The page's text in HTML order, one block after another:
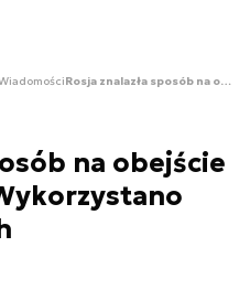
Rosja znalazła sposób na obejście sankcji na ropę. Wykorzystano lukę w przepisach
na obejście